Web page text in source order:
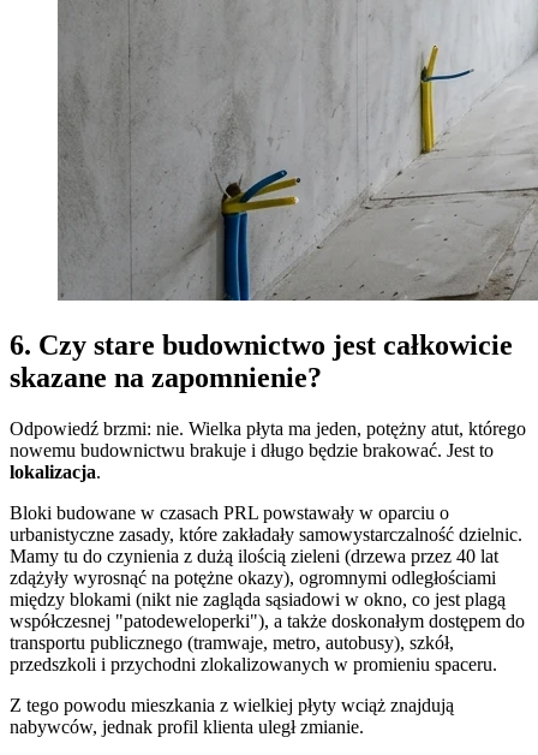
6. Czy stare budownictwo jest całkowicie
skazane na zapomnienie?
Odpowiedź brzmi: nie. Wielka płyta ma jeden, potężny atut, którego
nowemu budownictwu brakuje i długo będzie brakować. Jest to
lokalizacja.
Bloki budowane w czasach PRL powstawały w oparciu o
urbanistyczne zasady, które zakładały samowystarczalność dzielnic.
Mamy tu do czynienia z dużą ilością zieleni (drzewa przez 40 lat
zdążyły wyrosnąć na potężne okazy), ogromnymi odległościami
między blokami (nikt nie zagląda sąsiadowi w okno, co jest plagą
współczesnej "patodeweloperki"), a także doskonałym dostępem do
transportu publicznego (tramwaje, metro, autobusy), szkół,
przedszkoli i przychodni zlokalizowanych w promieniu spaceru.
Z tego powodu mieszkania z wielkiej płyty wciąż znajdują
nabywców, jednak profil klienta uległ zmianie.